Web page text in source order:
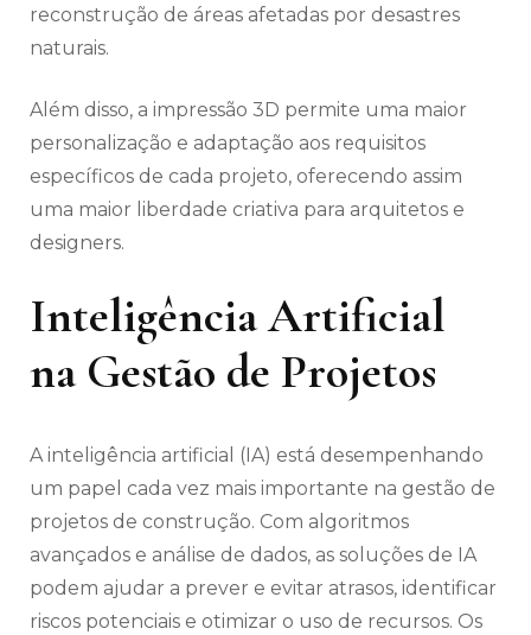
reconstrução de áreas afetadas por desastres
naturais.
Além disso, a impressão 3D permite uma maior
personalização e adaptação aos requisitos
específicos de cada projeto, oferecendo assim
uma maior liberdade criativa para arquitetos e
designers.
Inteligência Artificial
na Gestão de Projetos
A inteligência artificial (IA) está desempenhando
um papel cada vez mais importante na gestão de
projetos de construção. Com algoritmos
avançados e análise de dados, as soluções de IA
podem ajudar a prever e evitar atrasos, identificar
riscos potenciais e otimizar o uso de recursos. Os